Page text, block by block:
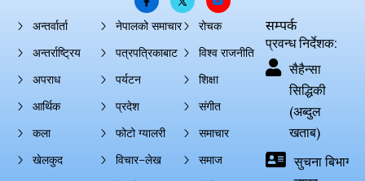
अन्तर्वार्ता
अन्तर्राष्ट्रिय
अपराध
आर्थिक
कला
खेलकुद
नेपालको समाचार
पत्रपत्रिकाबाट
पर्यटन
प्रदेश
फोटो ग्यालरी
विचार–लेख
रोचक
विश्व राजनीति
शिक्षा
संगीत
समाचार
समाज
सम्पर्क
प्रवन्ध निर्देशक:
सैहैन्सा
सिद्धिकी
(अब्दुल
खताब)
सुचना बिभाग